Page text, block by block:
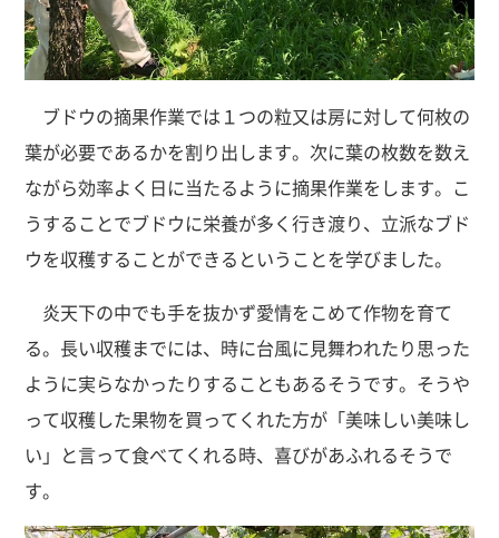
ブドウの摘果作業では１つの粒又は房に対して何枚の
葉が必要であるかを割り出します。次に葉の枚数を数え
ながら効率よく日に当たるように摘果作業をします。こ
うすることでブドウに栄養が多く行き渡り、立派なブド
ウを収穫することができるということを学びました。
炎天下の中でも手を抜かず愛情をこめて作物を育て
る。長い収穫までには、時に台風に見舞われたり思った
ように実らなかったりすることもあるそうです。そうや
って収穫した果物を買ってくれた方が「美味しい美味し
い」と言って食べてくれる時、喜びがあふれるそうで
す。